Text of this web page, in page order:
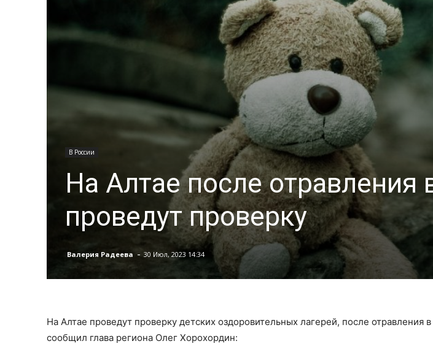
В России
На Алтае после отравления
проведут проверку
Валерия Радеева - 30 Июл, 2023 14:34
На Алтае проведут проверку детских оздоровительных лагерей, после
сообщил глава региона Олег Хорохордин: